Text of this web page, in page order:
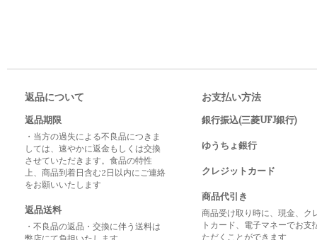
返品について
返品期限
・当方の過失による不良品につきま
しては、速やかに返金もしくは交換
させていただきます。食品の特性
上、商品到着日含む2日以内にご連絡
をお願いいたします
返品送料
・不良品の返品・交換に伴う送料は
お支払い方法
銀行振込(三菱UFJ銀行)
ゆうちょ銀行
クレジットカード
商品代引き
商品受け取り時に、現金、ク
トカード、電子マネーでお支
ただくことができます